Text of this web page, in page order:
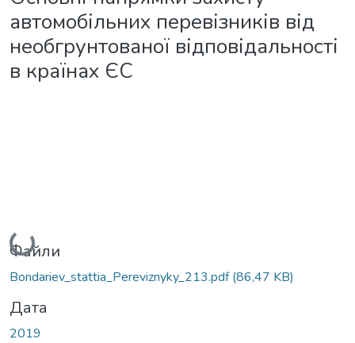
автомобільних перевізників від
необгрунтованої відповідальності
в країнах ЄС
Вантажиться...
Файли
Bondariev_stattia_Pereviznyky_213.pdf(86,47 KB)
Дата
2019